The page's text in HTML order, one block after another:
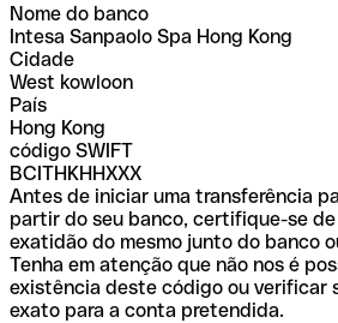
Nome do banco
Intesa Sanpaolo Spa Hong Kong
Cidade
West kowloon
País
Hong Kong
código SWIFT
BCITHKHHXXX
Antes de iniciar uma transferência
partir do seu banco, certifique-se
exatidão do mesmo junto do banco
Tenha em atenção que não nos é
existência deste código ou verificar
exato para a conta pretendida.